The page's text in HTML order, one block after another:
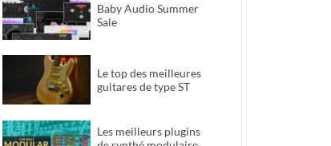
Baby Audio Summer
Sale
Le top des meilleures
guitares de type ST
Les meilleurs plugins